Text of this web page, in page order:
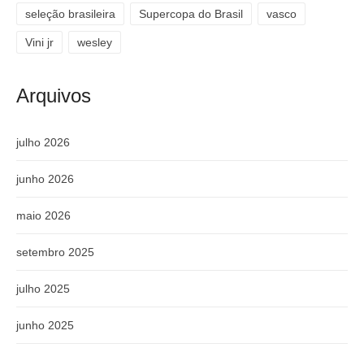
seleção brasileira Supercopa do Brasil vasco
Vini jr wesley
Arquivos
julho 2026
junho 2026
maio 2026
setembro 2025
julho 2025
junho 2025